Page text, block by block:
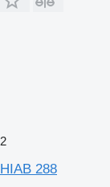
2
HIAB 288